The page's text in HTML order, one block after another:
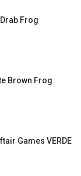
Frog
Brown Frog
Games VERDE